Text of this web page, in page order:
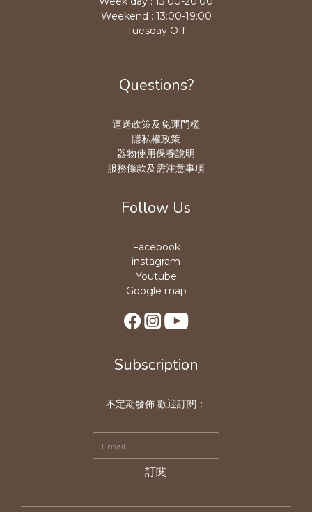
Weekend : 13:00-19:00
Tuesday Off
Questions?
運送政策及免運門檻
隱私權政策
器物使用保養說明
服務條款及需注意事項
Follow Us
Facebook
instagram
Youtube
Google map
Subscription
不定期發佈 歡迎訂閱：
訂閱